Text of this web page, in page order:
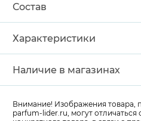
Состав
Характеристики
Наличие в магазинах
Внимание! Изображения товара,
parfum-lider.ru, могут